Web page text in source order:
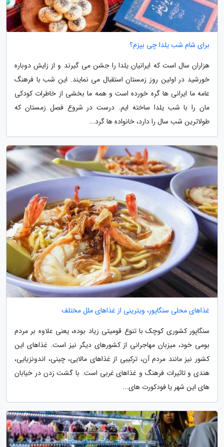
برای شام شب یلدا چی بپزم؟
هزاران سال است که ایرانیان یلدا را جشن می گیرند و از زایش دوباره
خورشید در اولین روز زمستان استقبال می نمایند. این شب با فرهنگ
عامه ما ایرانی ها گره خورده است و همه ما بخشی از خاطرات کودکی
مان را با شب یلدا ساخته ایم. درست در شروع فصل زمستان که
طولاترین شب سال را دارد، خانواده ها گرد...
غذاهای محلی سنگاپور، ویترینی از غذاهای ملل مختلف
سنگاپور کشوری کوچک با تنوع قومیتی زیاد بوده، یعنی علاوه بر مردم
بومی خود، میزبان مهاجرانی از کشورهای دیگر نیز است. غذاهای این
کشور نیز مانند مردم آن، ترکیبی از غذاهای مالایی، چینی، اندونزیایی،
هندی و تاثیرات فرهنگ و غذاهای غربی است. با گشت زدن در خیابان
های این شهر یا فودکورت های...